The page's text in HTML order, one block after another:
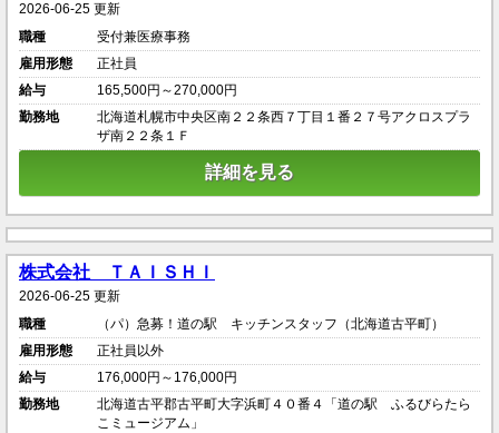
2026-06-25 更新
職種
受付兼医療事務
雇用形態
正社員
給与
165,500円～270,000円
勤務地
北海道札幌市中央区南２２条西７丁目１番２７号アクロスプラ
ザ南２２条１Ｆ
詳細を見る
株式会社 ＴＡＩＳＨＩ
2026-06-25 更新
職種
（パ）急募！道の駅 キッチンスタッフ（北海道古平町）
雇用形態
正社員以外
給与
176,000円～176,000円
勤務地
北海道古平郡古平町大字浜町４０番４「道の駅 ふるびらたら
こミュージアム」